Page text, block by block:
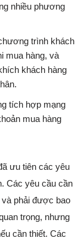
nhiều phương
trình khách
mua hàng, và
khách hàng
tích hợp mạng
mua hàng
ưu tiên các yêu
Các yêu cầu cần
phải được bao
trọng, nhưng
cần thiết. Các